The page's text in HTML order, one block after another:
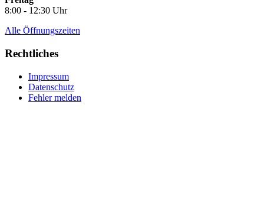
8:00 - 12:30 Uhr
Alle Öffnungszeiten
Rechtliches
Impressum
Datenschutz
Fehler melden